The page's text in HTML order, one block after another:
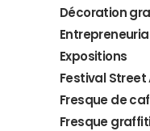
Décoration
Expositions
Festival
Fresque de
Fresque